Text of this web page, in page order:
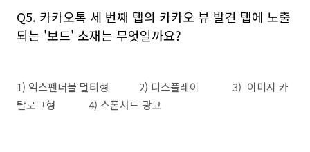
Q5. 카카오톡 세 번째 탭의 카카오 뷰 발견 탭에 노출
되는 '보드' 소재는 무엇일까요?
1) 익스펜더블 멀티형 2) 디스플레이 3) 이미지 카
탈로그형 4) 스폰서드 광고